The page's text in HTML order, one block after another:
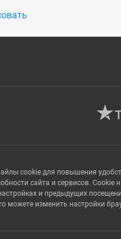
cookie для повышения
сайта и сервисов.
и предыдущих
можете изменить настройки